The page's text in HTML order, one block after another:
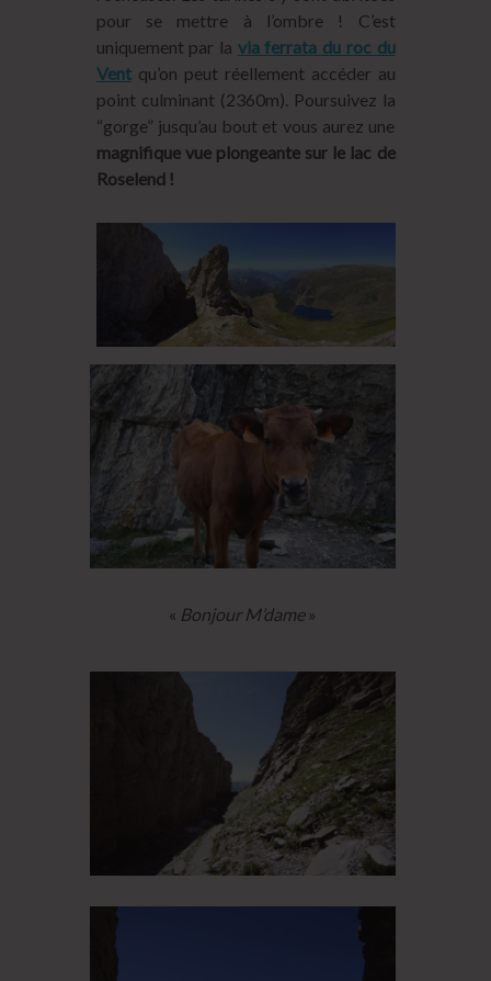
pour se mettre à l’ombre ! C’est
uniquement par la via ferrata du roc du
Ventqu’on peut réellement accéder au
point culminant (2360m). Poursuivez la
“gorge” jusqu’au bout et vous aurez une
magnifique vue plongeante sur le lac de
Roselend !
« Bonjour M’dame»